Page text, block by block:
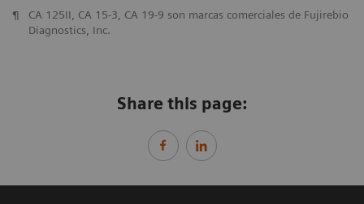
¶
CA 125II, CA 15-3, CA 19-9 son marcas comerciales de Fujirebio
Diagnostics, Inc.
Share this page: